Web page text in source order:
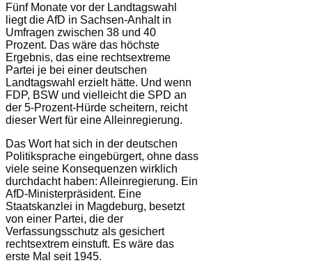
Fünf Monate vor der Landtagswahl
liegt die AfD in Sachsen-Anhalt in
Umfragen zwischen 38 und 40
Prozent. Das wäre das höchste
Ergebnis, das eine rechtsextreme
Partei je bei einer deutschen
Landtagswahl erzielt hätte. Und wenn
FDP, BSW und vielleicht die SPD an
der 5-Prozent-Hürde scheitern, reicht
dieser Wert für eine Alleinregierung.
Das Wort hat sich in der deutschen
Politiksprache eingebürgert, ohne dass
viele seine Konsequenzen wirklich
durchdacht haben: Alleinregierung. Ein
AfD-Ministerpräsident. Eine
Staatskanzlei in Magdeburg, besetzt
von einer Partei, die der
Verfassungsschutz als gesichert
rechtsextrem einstuft. Es wäre das
erste Mal seit 1945.